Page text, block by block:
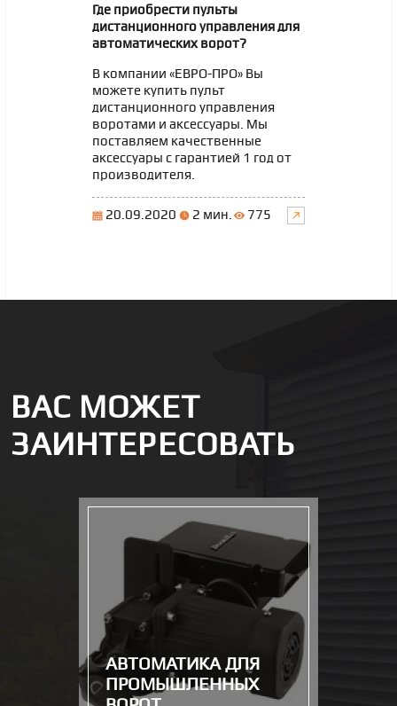
Где приобрести пульты
дистанционного управления для
автоматических ворот?
В компании «ЕВРО-ПРО» Вы
можете купить пульт
дистанционного управления
воротами и аксессуары. Мы
поставляем качественные
аксессуары с гарантией 1 год от
производителя.
20.09.2020 2 мин. 775
ВАС МОЖЕТ
ЗАИНТЕРЕСОВАТЬ
АВТОМАТИКА ДЛЯ
ПРОМЫШЛЕННЫХ